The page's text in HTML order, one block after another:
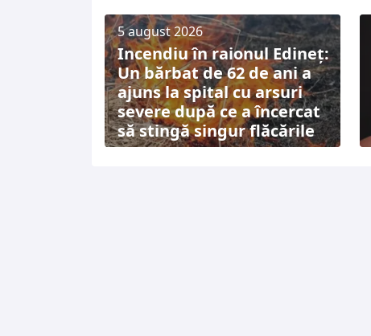
5 august 2026
Incendiu în raionul Edineț:
Un bărbat de 62 de ani a
ajuns la spital cu arsuri
severe după ce a încercat
să stingă singur flăcările